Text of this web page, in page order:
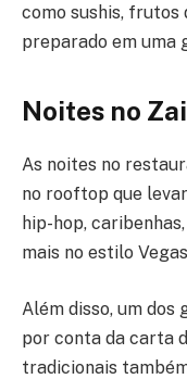
como sushis, frutos
preparado em uma
Noites no
As noites no
no rooftop que
hip-hop,
mais no estilo
Além disso, um dos
por conta da carta
tradicionais